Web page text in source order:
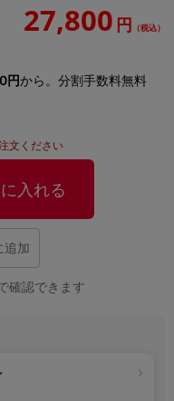
27,800 円 （税込）
円から。分割手数料無料
文ください
入れる
加
確認できます